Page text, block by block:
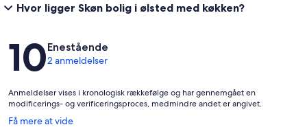
Hvor ligger Skøn bolig i ølsted med køkken?
Anmeldelser
10Enestående
2 anmeldelser
Anmeldelser vises i kronologisk rækkefølge og har gennemgået en
modificerings- og verificeringsproces, medmindre andet er angivet.
Få mere at vide
Åbner